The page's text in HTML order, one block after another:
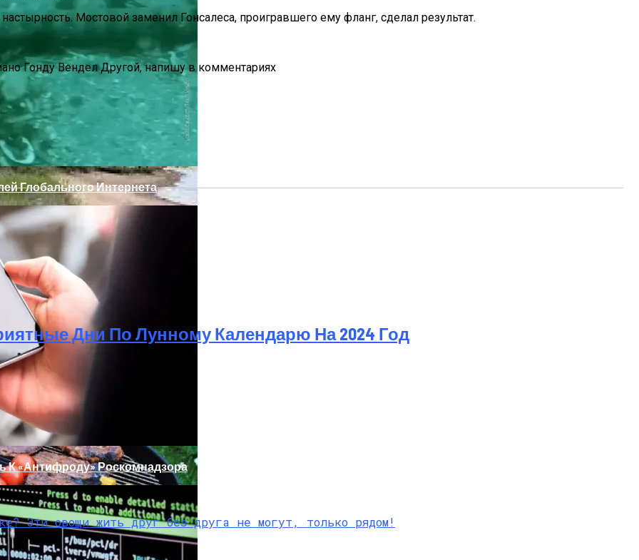
Новгороде
Глобального Интернета
К «Антифроду» Роскомнадзора
Мостовой заменил Гонсалеса, проигравшего ему фланг, сделал результат.
Гонду Вендел Другой, напишу в комментариях
Дни По Лунному Календарю На 2024 Год